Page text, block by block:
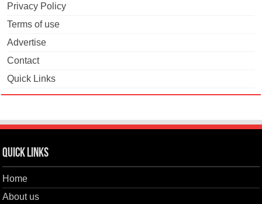
Privacy Policy
Terms of use
Advertise
Contact
Quick Links
Quick Links
Home
About us